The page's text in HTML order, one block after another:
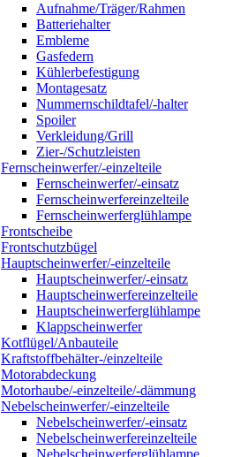
Aufnahme/Träger/Rahmen
Batteriehalter
Embleme
Gasfedern
Kühlerbefestigung
Montagesatz
Nummernschildtafel/-halter
Spoiler
Verkleidung/Grill
Zier-/Schutzleisten
Fernscheinwerfer/-einzelteile
Fernscheinwerfer/-einsatz
Fernscheinwerfereinzelteile
Fernscheinwerferglühlampe
Frontscheibe
Frontschutzbügel
Hauptscheinwerfer/-einzelteile
Hauptscheinwerfer/-einsatz
Hauptscheinwerfereinzelteile
Hauptscheinwerferglühlampe
Klappscheinwerfer
Kotflügel/Anbauteile
Kraftstoffbehälter-/einzelteile
Motorabdeckung
Motorhaube/-einzelteile/-dämmung
Nebelscheinwerfer/-einzelteile
Nebelscheinwerfer/-einsatz
Nebelscheinwerfereinzelteile
Nebelscheinwerferglühlampe